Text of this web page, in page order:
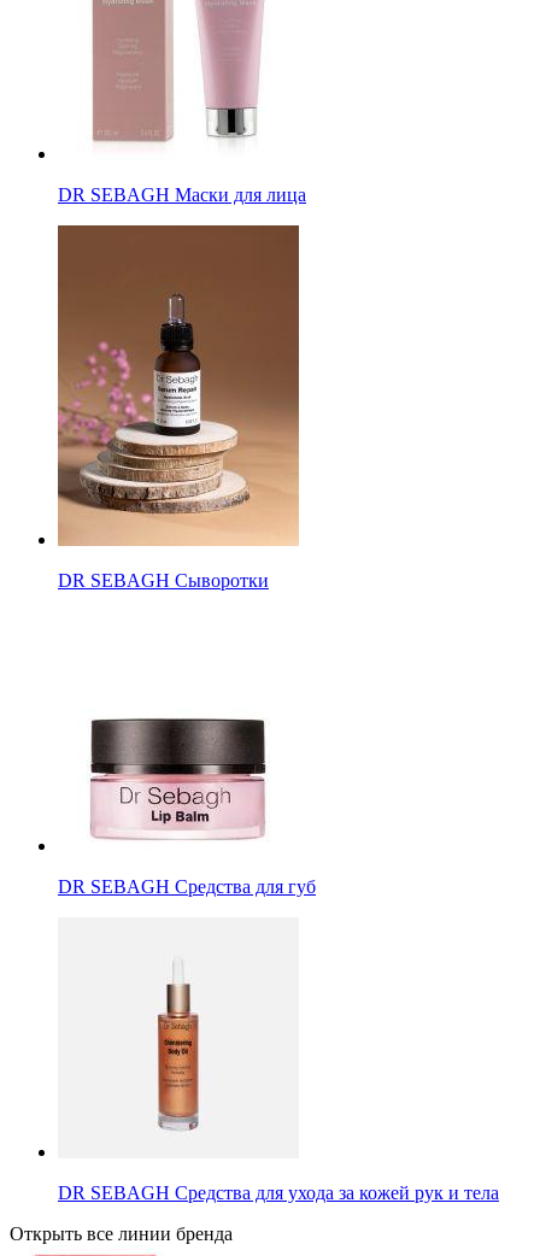
DR SEBAGH Маски для лица
DR SEBAGH Сыворотки
DR SEBAGH Средства для губ
DR SEBAGH Средства для ухода за кожей рук и тела
Открыть все линии бренда